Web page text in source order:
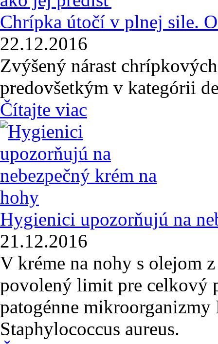
Chrípka útočí v plnej sile.
22.12.2016
Zvýšený nárast
predovšetkým v kategórii
Čítajte viac
Hygienici upozorňujú na
21.12.2016
V kréme na nohy s olejom
povolený limit pre celkový
patogénne mikroorganizmy
Staphylococcus aureus.